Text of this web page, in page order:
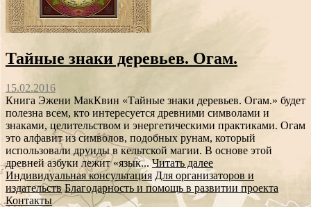
Тайные знаки деревьев. Огам.
15.02.2016
Книга Эжени МакКвин «Тайные знаки деревьев. Огам.» будет
полезна всем, кто интересуется древними символами и
знаками, целительством и энергетическими практиками. Огам
это алфавит из символов, подобных рунам, который
использовали друиды в кельтской магии. В основе этой
древней азбуки лежит «язык...Читать далее
Индивидуальная консультация Для организаторов и
издательств Благодарность и помощь в развитии проекта
Контакты